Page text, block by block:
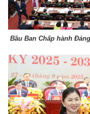
Bầu Ban Chấp hành